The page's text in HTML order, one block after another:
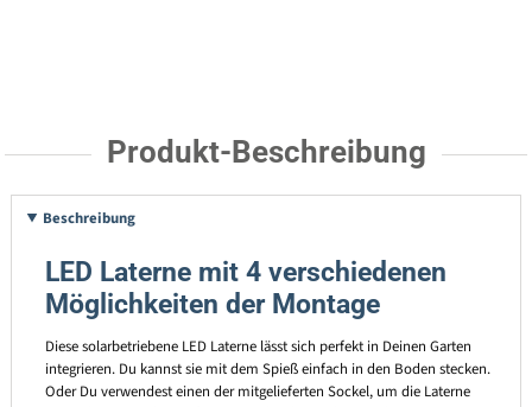
Produkt-Beschreibung
Beschreibung
LED Laterne mit 4 verschiedenen
Möglichkeiten der Montage
Diese solarbetriebene LED Laterne lässt sich perfekt in Deinen Garten
integrieren. Du kannst sie mit dem Spieß einfach in den Boden stecken.
Oder Du verwendest einen der mitgelieferten Sockel, um die Laterne